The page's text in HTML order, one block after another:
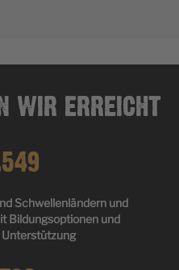
WIR ERREICHT
Schwellenländern und
Bildungsoptionen und